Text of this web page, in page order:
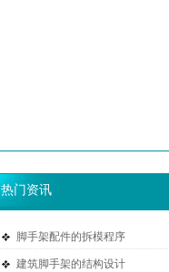
热门资讯
脚手架配件的拆模程序
建筑脚手架的结构设计